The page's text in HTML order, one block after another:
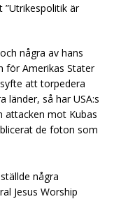
är
några av hans
för Amerikas Stater
att torpedera
länder, så har USA:s
attacken mot Kubas
de foton som
några
Jesus Worship